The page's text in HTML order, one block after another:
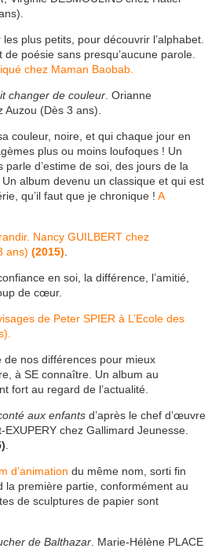
plus petits, pour découvrir l’alphabet.
poésie sans presqu’aucune parole.
chez Maman Baobab.
changer de couleur . Orianne
Auzou (Dès 3 ans).
couleur, noire, et qui chaque jour en
plus ou moins loufoques ! Un
d’estime de soi, des jours de la
album devenu un classique et qui est
qu’il faut que je chronique ! A
Nancy GUILBERT chez
ans) (2015)
en soi, la différence, l’amitié,
de cœur.
de Peter SPIER à L’Ecole des
de nos différences pour mieux
à SE connaître. Un album au
fort au regard de l’actualité.
aux enfants d’après le chef d’œuvre
EXUPERY chez Gallimard Jeunesse.
d’animation du même nom, sorti fin
la première partie, conformément au
de sculptures de papier sont
de Balthazar . Marie-Hélène PLACE